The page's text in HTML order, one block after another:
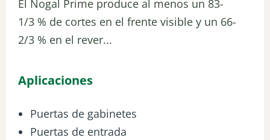
El Nogal Prime produce al menos un 83-
1/3 % de cortes en el frente visible y un 66-
2/3 % en el rever...
Aplicaciones
Puertas de gabinetes
Puertas de entrada